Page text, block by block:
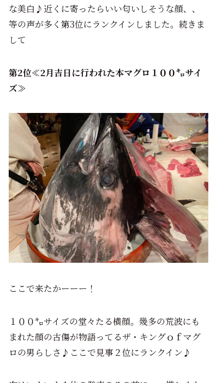
な美白♪近くに寄ったらいい匂いしそうな顔、、
等の声が多く第3位にランクインしました。続きま
して
第2位≪2月吉日に行われた本マグロ１００㌔サイ
ズ≫
ここで来たかーーー！
１００㌔サイズの堂々たる横顔。幾多の荒波にも
まれた顔の古傷が物語ってるザ・キングｏｆマグ
ロの男らしさ♪ここで見事２位にランクイン♪